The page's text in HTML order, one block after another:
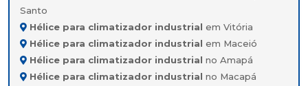
Santo
Hélice para climatizador industrial em Vitória
Hélice para climatizador industrial em Maceió
Hélice para climatizador industrial no Amapá
Hélice para climatizador industrial no Macapá